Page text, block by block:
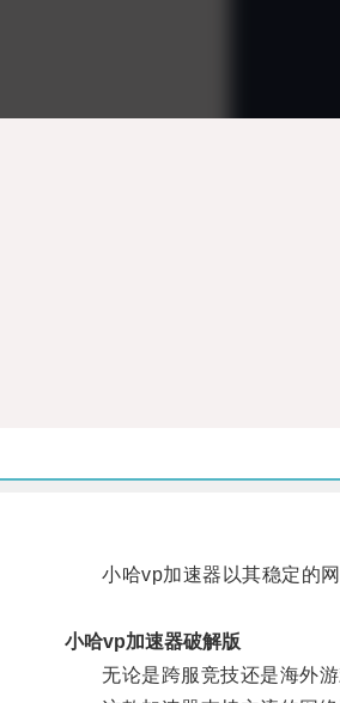
小哈vp加速器以其稳定的网
小哈vp加速器破解版
无论是跨服竞技还是海外游